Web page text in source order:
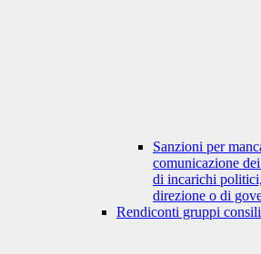
Sanzioni per
comunicazione
di incarichi
direzione o di
Rendiconti gruppi